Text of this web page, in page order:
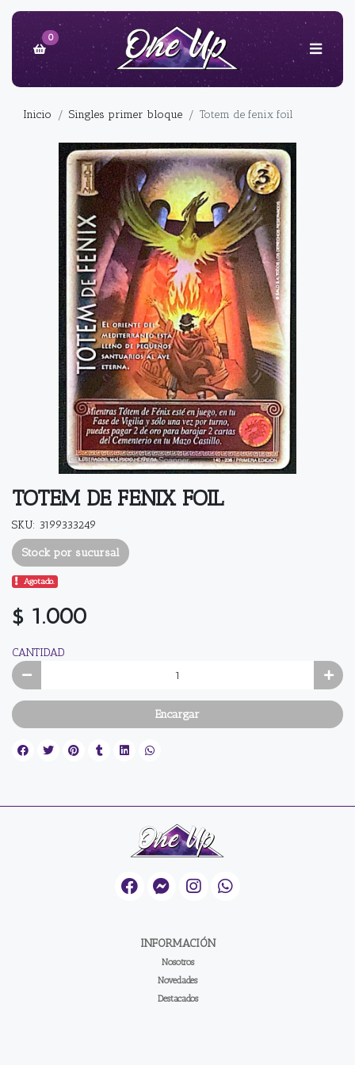
0
Inicio Singles primer bloque Totem de fenix foil
TOTEM DE FENIX FOIL
SKU: 3199333249
Stock por sucursal
Agotado.
$ 1.000
CANTIDAD
Encargar
INFORMACIÓN
Nosotros
Novedades
Destacados